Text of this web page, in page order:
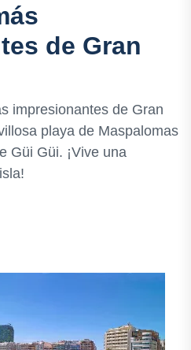
de Gran
impresionantes de Gran
playa de Maspalomas
Güi Güi. ¡Vive una